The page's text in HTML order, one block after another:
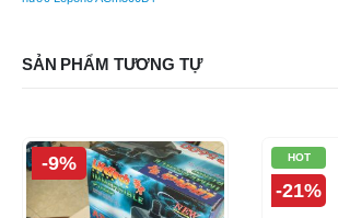
SẢN PHẨM TƯƠNG TỰ
-9% HOT
-21%